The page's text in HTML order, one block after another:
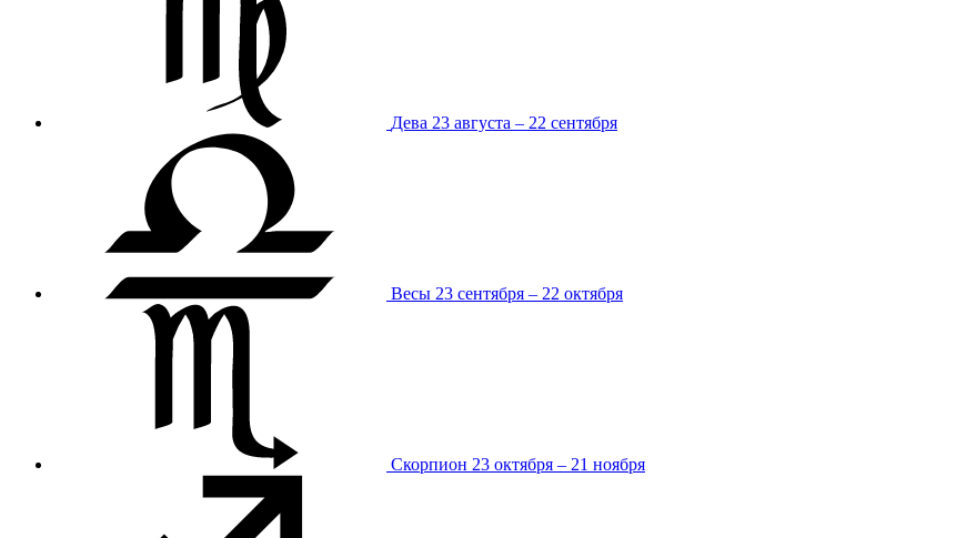
Дева 23 августа – 22 сентября
Весы 23 сентября – 22 октября
Скорпион 23 октября – 21 ноября